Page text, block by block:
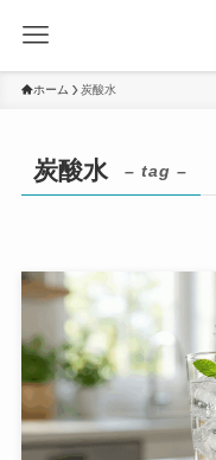
ホーム 炭酸水
炭酸水 – tag –